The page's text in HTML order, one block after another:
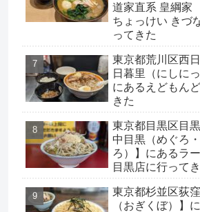
道家直系 皇綱家
ちょっけい きづ
ってきた
東京都荒川区西
日暮里（にしに
にあるえどもん
きた
東京都目黒区目
中目黒（めぐろ
ろ）】にあるラ
目黒店に行って
東京都杉並区荻
（おぎくぼ）】